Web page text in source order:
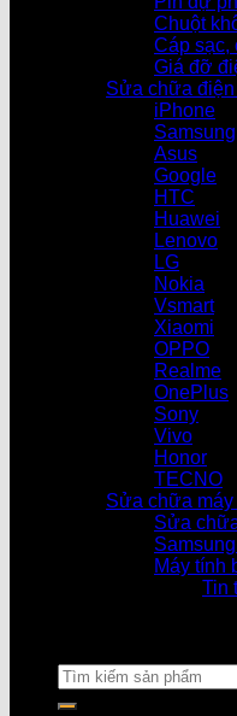
Chuột
Cáp sạc,
Giá đỡ
Sửa chữa điện
iPhone
Samsung
Asus
Google
HTC
Huawei
Lenovo
LG
Nokia
Vsmart
Xiaomi
OPPO
Realme
OnePlus
Sony
Vivo
Honor
TECNO
Sửa chữa máy
Sửa
Máy tính
Tin